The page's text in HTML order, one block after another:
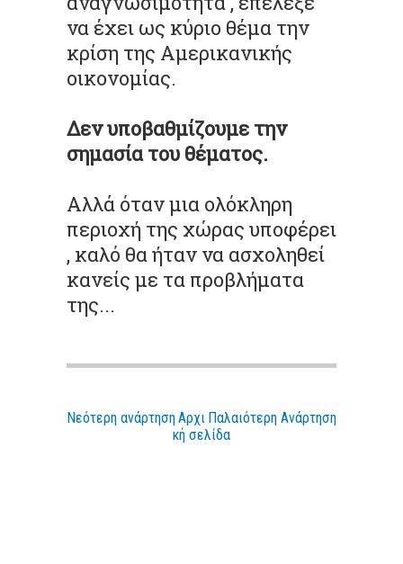
να έχει ως κύριο θέμα την
κρίση της Αμερικανικής
οικονομίας.
Δεν υποβαθμίζουμε την
σημασία του θέματος.
Αλλά όταν μια ολόκληρη
περιοχή της χώρας υποφέρει
, καλό θα ήταν να ασχοληθεί
κανείς με τα προβλήματα
της...
Νεότερη ανάρτηση Παλαιότερη Ανάρτηση
Αρχι
κή σελίδα